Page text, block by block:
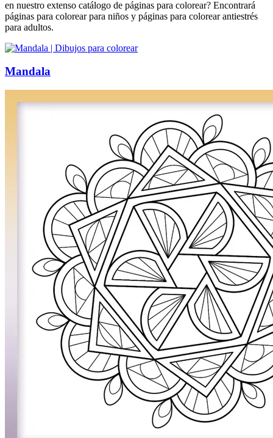
en nuestro extenso catálogo de páginas para colorear? Encontrará
páginas para colorear para niños y páginas para colorear antiestrés
para adultos.
Mandala